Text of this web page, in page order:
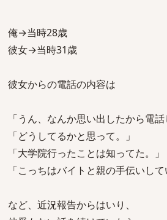
俺→当時28歳
彼女→当時31歳
彼女からの電話の内容は
「うん、なんか思い出したから電話
「どうしてるかと思って。」
「大学院行ったことは知ってた。」
「こっちはバイトと親の手伝いして
など、近況報告からはいり、